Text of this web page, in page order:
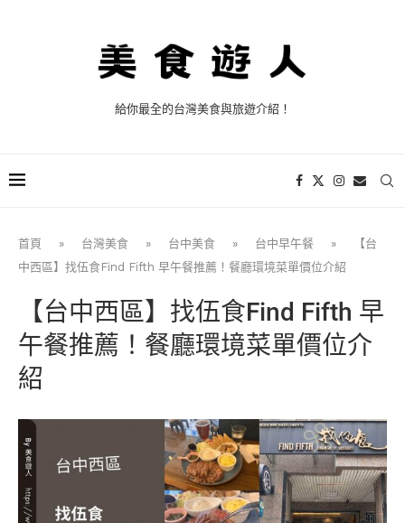
給你最全的台灣美食與旅遊介紹！
首頁 » 台灣美食 » 台中美食 » 台中早午餐 »
【台
中西區】找伍食Find Fifth 早午餐推薦！餐廳環境菜單價位介紹
【台中西區】找伍食Find Fifth 早
午餐推薦！餐廳環境菜單價位介
紹